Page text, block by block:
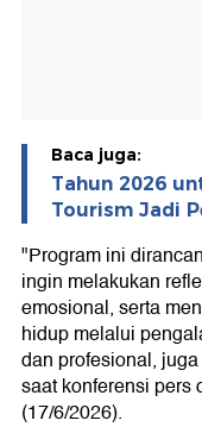
Baca juga:
Tahun 2026
Tourism Jadi
"Program ini
ingin melakukan
emosional, serta
hidup melalui
dan profesional,
saat konferensi pers
(17/6/2026).